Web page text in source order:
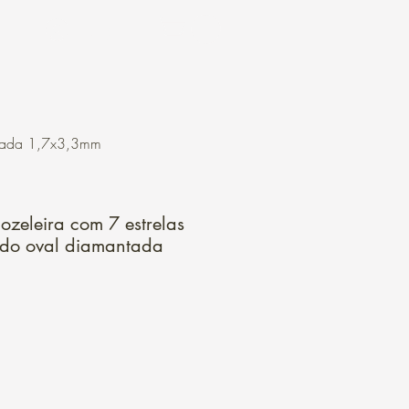
1,7x3,3mm
com 7 estrelas
oval diamantada